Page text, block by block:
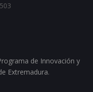
de Innovación y
Extremadura.